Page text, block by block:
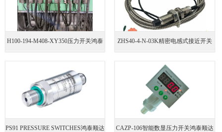
H100-194-M408-XY350压力开关鸿泰 ZHS40-4-N-03K精密电感式接近开关
PS91 PRESSURE SWITCHES鸿泰顺达 CAZP-106智能数显压力开关鸿泰顺达